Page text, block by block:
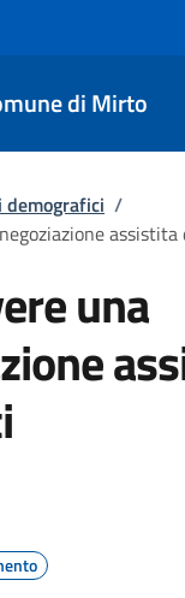
di Mirto
pane
demografici /
assistita
una